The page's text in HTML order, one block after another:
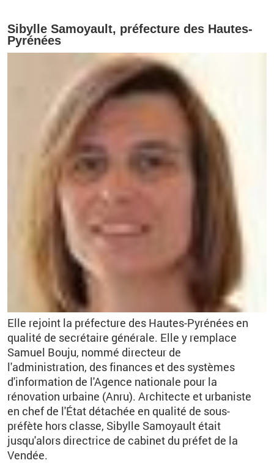
Sibylle Samoyault, préfecture des Hautes-
Pyrénées
Elle rejoint la préfecture des Hautes-Pyrénées en
qualité de secrétaire générale. Elle y remplace
Samuel Bouju, nommé directeur de
l'administration, des finances et des systèmes
d'information de l'Agence nationale pour la
rénovation urbaine (Anru). Architecte et urbaniste
en chef de l'État détachée en qualité de sous-
préfète horsclasse, Sibylle Samoyault était
jusqu'alors directrice de cabinet du préfet de la
Vendée.